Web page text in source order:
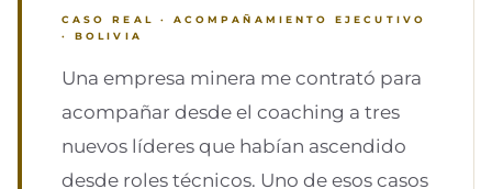
CASO REAL · ACOMPAÑAMIENTO EJECUTIVO
· BOLIVIA
Una empresa minera me contrató para
acompañar desde el coaching a tres
nuevos líderes que habían ascendido
desde roles técnicos. Uno de esos casos